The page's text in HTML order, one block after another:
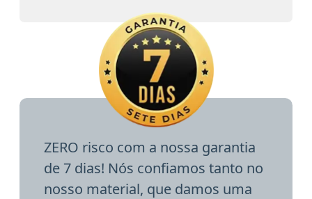
ZERO risco com a nossa garantia
de 7 dias! Nós confiamos tanto no
nosso material, que damos uma